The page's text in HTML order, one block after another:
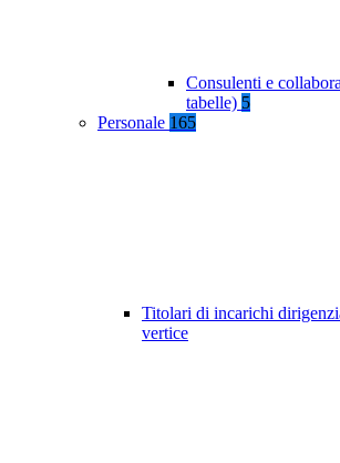
Consulenti e
tabelle) 5
Personale 165
Titolari di incarichi
vertice